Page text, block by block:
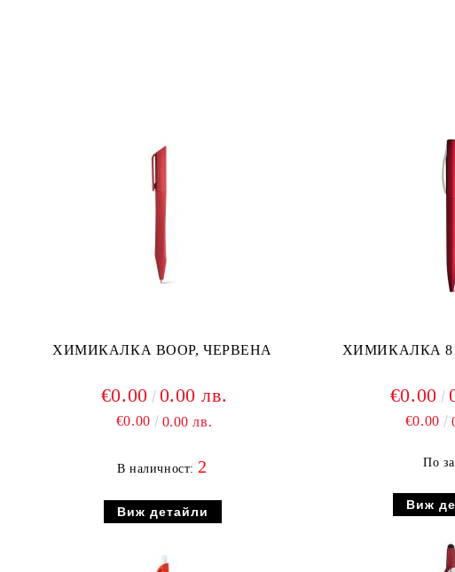
ХИМИКАЛКА BOOP, ЧЕРВЕНА
€0.00 0.00 лв.
€0.00 0.00 лв.
В наличност:2
Виж детайли
ХИМИКАЛКА
€0.00
€0.00
По
Виж